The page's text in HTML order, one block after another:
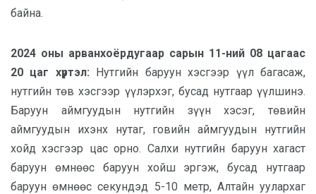
байна.
2024 оны арванхоёрдугаар сарын 11-ний 08 цагаас
20 цаг хүртэл: Нутгийн баруун хэсгээр үүл багасаж,
нутгийн төв хэсгээр үүлэрхэг, бусад нутгаар үүлшинэ.
Баруун аймгуудын нутгийн зүүн хэсэг, төвийн
аймгуудын ихэнх нутаг, говийн аймгуудын нутгийн
хойд хэсгээр цас орно. Салхи нутгийн баруун хагаст
баруун өмнөөс баруун хойш эргэж, бусад нутгаар
баруун өмнөөс секундэд 5-10 метр, Алтайн уулархаг